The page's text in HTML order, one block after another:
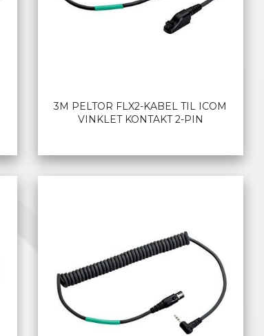
3M PELTOR FLX2-KABEL TIL ICOM
VINKLET KONTAKT 2-PIN